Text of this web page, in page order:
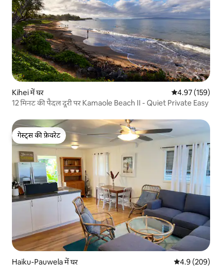
Kihei में घर औसत रेटिंग 5 में से
4.97 (159)
12 मिनट की पैदल दूरी पर Kamaole Beach II - Quiet Private Easy
गेस्ट्स की फ़ेवरेट
गेस्ट्स की फ़ेवरेट
Haiku-Pauwela में घर औसत रेटिंग 5 में
4.9 (209)